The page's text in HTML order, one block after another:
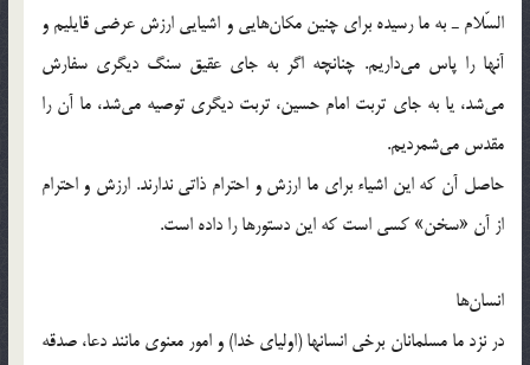
السّلام ـ به ما رسيده براي چنين مكان‌هايي و اشيايي ارزش عرضي قايليم و
آنها را پاس مي‌داريم. چنانچه اگر به جاي عقيق سنگ ديگري سفارش
مي‌شد، يا به جاي تربت امام حسين، تربت ديگري توصيه مي‌شد، ما آن را
مقدس مي‌شمرديم.
حاصل آن كه اين اشياء براي ما ارزش و احترام ذاتي ندارند. ارزش و احترام
از آن «سخن» كسي است كه اين دستورها را داده است.
انسان‌ها
در نزد ما مسلمانان برخي انسانها (اولياي خدا) و امور معنوي مانند دعا، صدقه